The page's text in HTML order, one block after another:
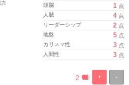
頭脳
1 点
人脈
4 点
リーダーシップ
2 点
地盤
5 点
カリスマ性
3 点
人間性
3 点
-
+
%100%
2